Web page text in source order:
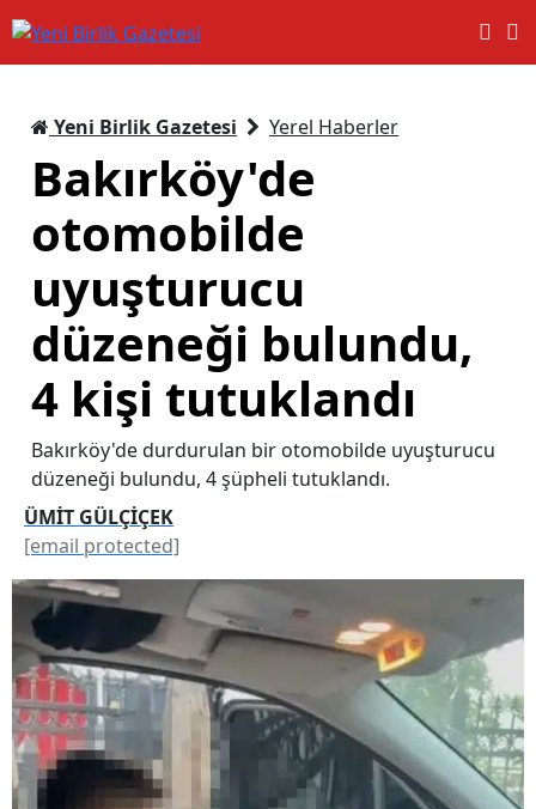
Yeni Birlik Gazetesi Yerel Haberler
Bakırköy'de
otomobilde
uyuşturucu
düzeneği bulundu,
4 kişi tutuklandı
Bakırköy'de durdurulan bir otomobilde uyuşturucu
düzeneği bulundu, 4 şüpheli tutuklandı.
ÜMİT GÜLÇİÇEK
[email protected]